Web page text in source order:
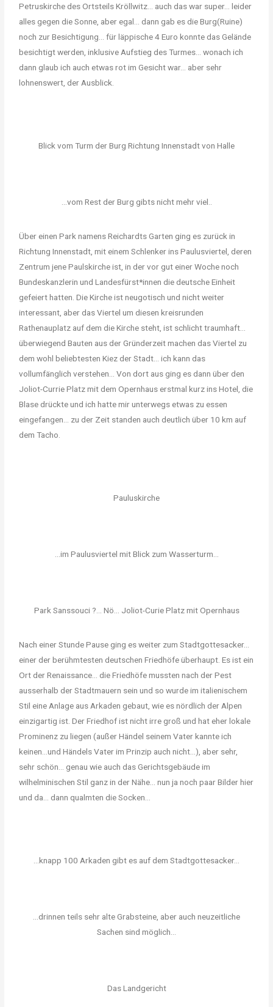
Petruskirche des Ortsteils Kröllwitz… auch das war super… leider
alles gegen die Sonne, aber egal… dann gab es die Burg(Ruine)
noch zur Besichtigung… für läppische 4 Euro konnte das Gelände
besichtigt werden, inklusive Aufstieg des Turmes… wonach ich
dann glaub ich auch etwas rot im Gesicht war… aber sehr
lohnenswert, der Ausblick.
Blick vom Turm der Burg Richtung Innenstadt von Halle
...vom Rest der Burg gibts nicht mehr viel..
Über einen Park namens Reichardts Garten ging es zurück in
Richtung Innenstadt, mit einem Schlenker ins Paulusviertel, deren
Zentrum jene Paulskirche ist, in der vor gut einer Woche noch
Bundeskanzlerin und Landesfürst*innen die deutsche Einheit
gefeiert hatten. Die Kirche ist neugotisch und nicht weiter
interessant, aber das Viertel um diesen kreisrunden
Rathenauplatz auf dem die Kirche steht, ist schlicht traumhaft…
überwiegend Bauten aus der Gründerzeit machen das Viertel zu
dem wohl beliebtesten Kiez der Stadt… ich kann das
vollumfänglich verstehen… Von dort aus ging es dann über den
Joliot-Currie Platz mit dem Opernhaus erstmal kurz ins Hotel, die
Blase drückte und ich hatte mir unterwegs etwas zu essen
eingefangen… zu der Zeit standen auch deutlich über 10 km auf
dem Tacho.
Pauluskirche
...im Paulusviertel mit Blick zum Wasserturm...
Park Sanssouci ?... Nö... Joliot-Curie Platz mit Opernhaus
Nach einer Stunde Pause ging es weiter zum Stadtgottesacker…
einer der berühmtesten deutschen Friedhöfe überhaupt. Es ist ein
Ort der Renaissance… die Friedhöfe mussten nach der Pest
ausserhalb der Stadtmauern sein und so wurde im italienischem
Stil eine Anlage aus Arkaden gebaut, wie es nördlich der Alpen
einzigartig ist. Der Friedhof ist nicht irre groß und hat eher lokale
Prominenz zu liegen (außer Händel seinem Vater kannte ich
keinen…und Händels Vater im Prinzip auch nicht…), aber sehr,
sehr schön… genau wie auch das Gerichtsgebäude im
wilhelminischen Stil ganz in der Nähe… nun ja noch paar Bilder hier
und da… dann qualmten die Socken…
...knapp 100 Arkaden gibt es auf dem Stadtgottesacker...
...drinnen teils sehr alte Grabsteine, aber auch neuzeitliche
Sachen sind möglich...
Das Landgericht